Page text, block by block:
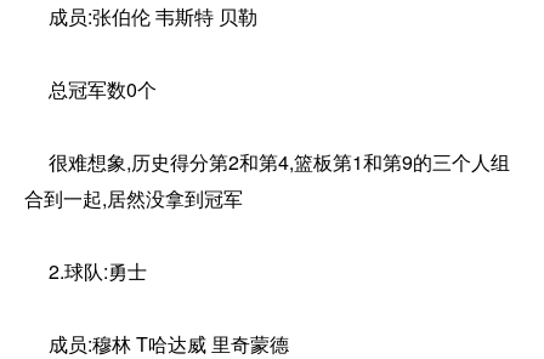
成员:张伯伦 韦斯特 贝勒
总冠军数0个
很难想象,历史得分第2和第4,篮板第1和第9的三个人组
合到一起,居然没拿到冠军
2.球队:勇士
成员:穆林 T哈达威 里奇蒙德